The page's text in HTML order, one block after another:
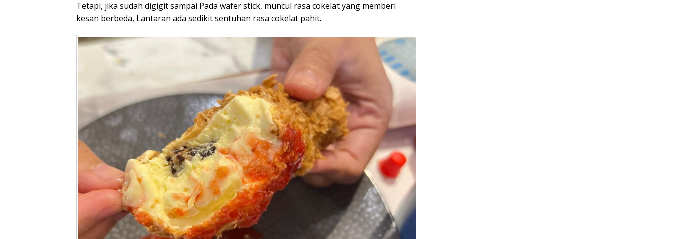
Tetapi, jika sudah digigit sampai Pada wafer stick, muncul rasa cokelat yang memberi
kesan berbeda, Lantaran ada sedikit sentuhan rasa cokelat pahit.